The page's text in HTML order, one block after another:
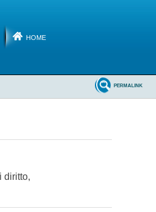
HOME
PERMALINK
diritto,